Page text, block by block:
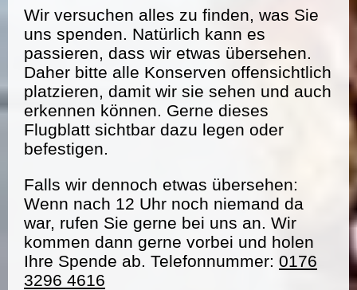
Wir versuchen alles zu finden, was Sie
uns spenden. Natürlich kann es
passieren, dass wir etwas übersehen.
Daher bitte alle Konserven offensichtlich
platzieren, damit wir sie sehen und auch
erkennen können. Gerne dieses
Flugblatt sichtbar dazu legen oder
befestigen.
Falls wir dennoch etwas übersehen:
Wenn nach 12 Uhr noch niemand da
war, rufen Sie gerne bei uns an. Wir
kommen dann gerne vorbei und holen
Ihre Spende ab. Telefonnummer: 0176
3296 4616